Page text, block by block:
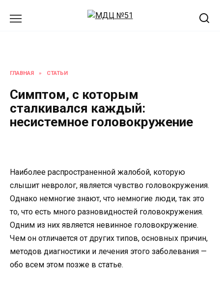
ГЛАВНАЯ » СТАТЬИ
Симптом, с которым
сталкивался каждый:
несистемное головокружение
Наиболее распространенной жалобой, которую
слышит невролог, является чувство головокружения.
Однако немногие знают, что немногие люди, так это
то, что есть много разновидностей головокружения.
Одним из них является невинное головокружение.
Чем он отличается от других типов, основных причин,
методов диагностики и лечения этого заболевания —
обо всем этом позже в статье.